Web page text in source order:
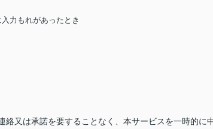
力もれがあったとき
又は承諾を要することなく、本サービスを一時的に